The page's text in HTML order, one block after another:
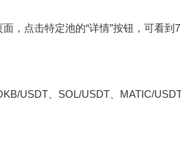
，点击特定池的“详情”按钮，可看
USDT、SOL/USDT、MATIC/